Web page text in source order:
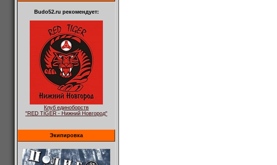
Budo52.ru рекомендует:
Клуб единоборств
"RED TIGER - Нижний Новгород"
Экипировка